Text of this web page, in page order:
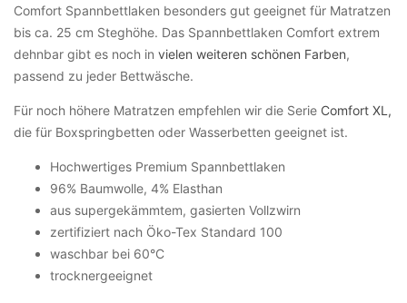
Comfort Spannbettlaken besonders gut geeignet für Matratzen
bis ca. 25 cm Steghöhe. Das Spannbettlaken Comfort extrem
dehnbar gibt es noch in vielen weiteren schönen Farben,
passend zu jeder Bettwäsche.
Für noch höhere Matratzen empfehlen wir die Serie Comfort XL,
die für Boxspringbetten oder Wasserbetten geeignet ist.
Hochwertiges Premium Spannbettlaken
96% Baumwolle, 4% Elasthan
aus supergekämmtem, gasierten Vollzwirn
zertifiziert nach Öko-Tex Standard 100
waschbar bei 60°C
trocknergeeignet